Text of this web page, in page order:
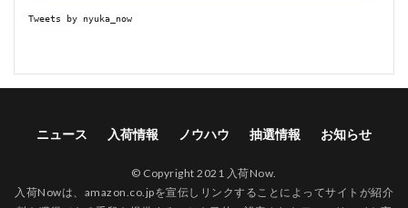
Tweets by nyuka_now
ニュース 入荷情報 ノウハウ 抽選情報 お知らせ
© Copyright 2021 入荷Now.
入荷Nowは、amazon.co.jpを宣伝しリンクすることによってサイトが紹介